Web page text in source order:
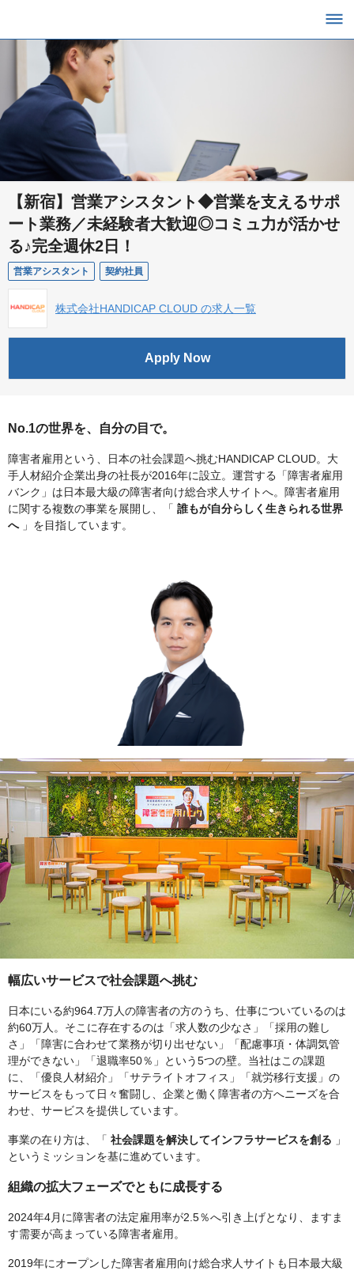
【新宿】営業アシスタント◆営業を支えるサポ
ート業務／未経験者大歓迎◎コミュ力が活かせ
る♪完全週休2日！
営業アシスタント 契約社員
株式会社HANDICAP CLOUD の求人一覧
Apply Now
No.1の世界を、自分の目で。
障害者雇用という、日本の社会課題へ挑むHANDICAP CLOUD。大
手人材紹介企業出身の社長が2016年に設立。運営する「障害者雇用
バンク」は日本最大級の障害者向け総合求人サイトへ。障害者雇用
に関する複数の事業を展開し、「 誰もが自分らしく生きられる世界
へ」を目指しています。
幅広いサービスで社会課題へ挑む
日本にいる約964.7万人の障害者の方のうち、仕事についているのは
約60万人。そこに存在するのは「求人数の少なさ」「採用の難し
さ」「障害に合わせて業務が切り出せない」「配慮事項・体調気管
理ができない」「退職率50％」という5つの壁。当社はこの課題
に、「優良人材紹介」「サテライトオフィス」「就労移行支援」の
サービスをもって日々奮闘し、企業と働く障害者の方へニーズを合
わせ、サービスを提供しています。
事業の在り方は、「 社会課題を解決してインフラサービスを創る 」
というミッションを基に進めています。
組織の拡大フェーズでともに成長する
2024年4月に障害者の法定雇用率が2.5％へ引き上げとなり、ますま
す需要が高まっている障害者雇用。
2019年にオープンした障害者雇用向け総合求人サイトも日本最大級